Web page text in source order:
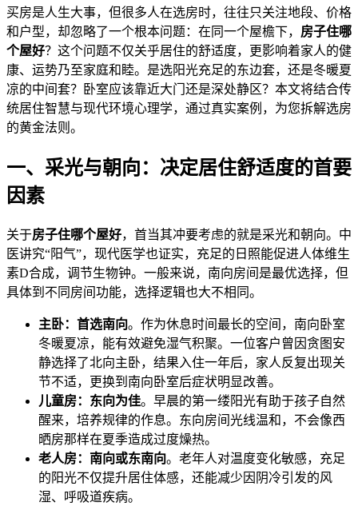
买房是人生大事，但很多人在选房时，往往只关注地段、价格
和户型，却忽略了一个根本问题：在同一个屋檐下， 房子住哪
个屋好？这个问题不仅关乎居住的舒适度，更影响着家人的健
康、运势乃至家庭和睦。是选阳光充足的东边套，还是冬暖夏
凉的中间套？卧室应该靠近大门还是深处静区？本文将结合传
统居住智慧与现代环境心理学，通过真实案例，为您拆解选房
的黄金法则。
一、采光与朝向：决定居住舒适度的首要
因素
关于房子住哪个屋好，首当其冲要考虑的就是采光和朝向。中
医讲究“阳气”，现代医学也证实，充足的日照能促进人体维生
素D合成，调节生物钟。一般来说，南向房间是最优选择，但
具体到不同房间功能，选择逻辑也大不相同。
主卧：首选南向。作为休息时间最长的空间，南向卧室
冬暖夏凉，能有效避免湿气积聚。一位客户曾因贪图安
静选择了北向主卧，结果入住一年后，家人反复出现关
节不适，更换到南向卧室后症状明显改善。
儿童房：东向为佳。早晨的第一缕阳光有助于孩子自然
醒来，培养规律的作息。东向房间光线温和，不会像西
晒房那样在夏季造成过度燥热。
老人房：南向或东南向。老年人对温度变化敏感，充足
的阳光不仅提升居住体感，还能减少因阴冷引发的风
湿、呼吸道疾病。